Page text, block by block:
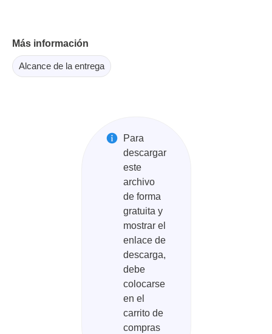
Más información
Alcance de la entrega
Para
descargar
este
archivo
de forma
gratuita y
mostrar el
enlace de
descarga,
debe
colocarse
en el
carrito de
compras